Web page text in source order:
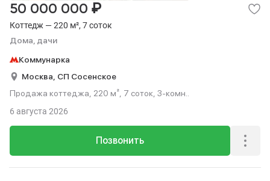
Коттедж — 220 м², 7 соток
Дома, дачи
50 000 000 ₽
Коммунарка
Москва, СП Сосенское
Продажа коттеджа, 220 м², 7 соток, 3-комн..
Позвонить
6 августа 2026